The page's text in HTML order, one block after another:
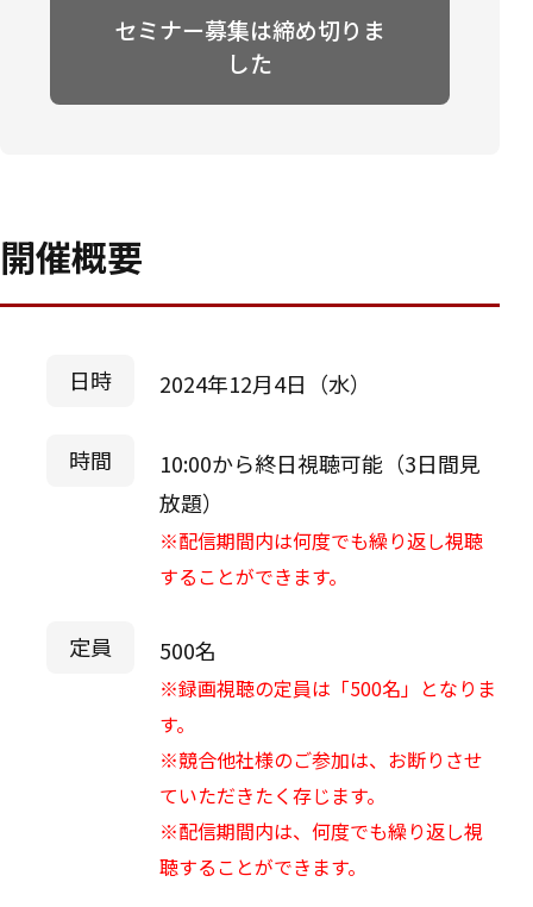
セミナー募集は締め切りま
した
開催概要
日時 2024年12月4日（水）
時間
10:00から終日視聴可能（3日間見
放題）
※配信期間内は何度でも繰り返し視聴
することができます。
定員 500名
※録画視聴の定員は「500名」となりま
す。
※競合他社様のご参加は、お断りさせ
ていただきたく存じます。
※配信期間内は、何度でも繰り返し視
聴することができます。